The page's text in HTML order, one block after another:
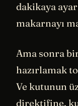
dakikaya
makarnayı
Ama sonra
hazırlamak
Ve kutunun
direktifine,